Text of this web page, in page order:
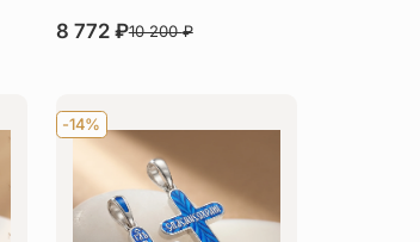
В наличии
8 772 ₽10 200₽
-14%